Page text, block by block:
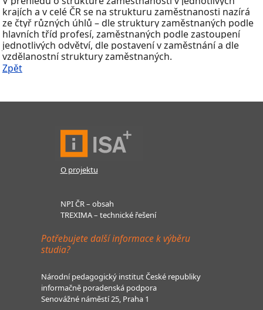
krajích a v celé ČR se na strukturu zaměstnanosti nazírá
ze čtyř různých úhlů – dle struktury zaměstnaných podle
hlavních tříd profesí, zaměstnaných podle zastoupení
jednotlivých odvětví, dle postavení vzaměstnání a dle
vzdělanostní struktury zaměstnaných.
Zpět
O projektu
NPI ČR – obsah
TREXIMA – technické řešení
Potřebujete další informace k výběru
studia?
Národní pedagogický institut České republiky
informačně poradenská podpora
Senovážné náměstí 25, Praha 1